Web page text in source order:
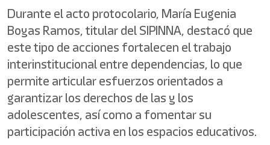
Durante el acto protocolario, María Eugenia
Boyas Ramos, titular del SIPINNA, destacó que
este tipo de acciones fortalecen el trabajo
interinstitucional entre dependencias, lo que
permite articular esfuerzos orientados a
garantizar los derechos de las y los
adolescentes, así como a fomentar su
participación activa en los espacios educativos.